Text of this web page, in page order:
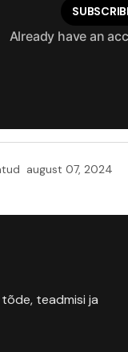
Already have an
august 07, 2024
teadmisi ja